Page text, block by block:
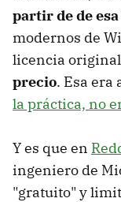
partir de de
modernos de
licencia
precio. Esa era
la práctica, no
Y es que en
ingeniero de
"gratuito" y